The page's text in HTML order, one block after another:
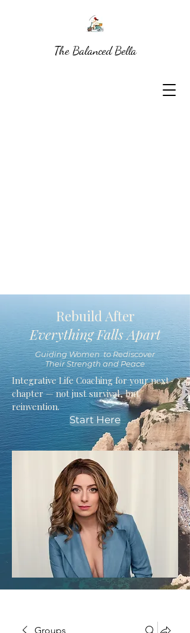
Rebuild After
Everything Falls Apart
Guiding Women to Rediscover
Their Strength and Peace
Integrative Life Coaching for your next
chapter — not just survival, but
reinvention.
Start Here
The Balanced Bella
Groups